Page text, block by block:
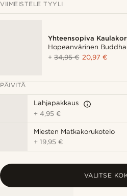
VIIMEISTELE TYYLI
Yhteensopiva
Hopeanvärinen
+34,95 € 20,97 €
PÄIVITÄ
Lahjapakkaus
+4,95 €
Miesten Matkakorukotelo
+19,95 €
VALITSE